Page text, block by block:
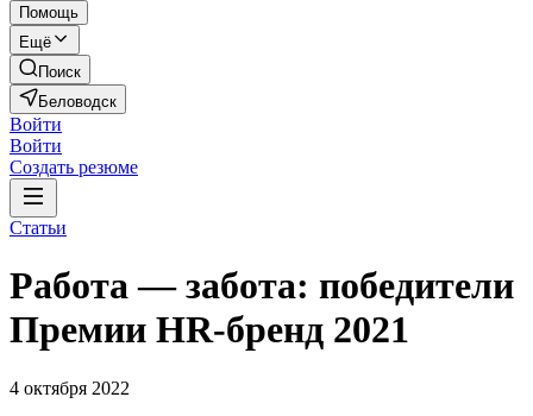
Помощь
Ещё
Поиск
Беловодск
Войти
Войти
Создать резюме
Статьи
Работа — забота: победители
Премии HR-бренд 2021
4 октября 2022